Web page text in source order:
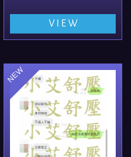
VIEW